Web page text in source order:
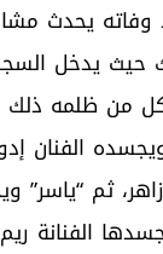
حيث يدخل
من ظلمه ذلك
الفنان
ثم “ياسر”
الفنانة